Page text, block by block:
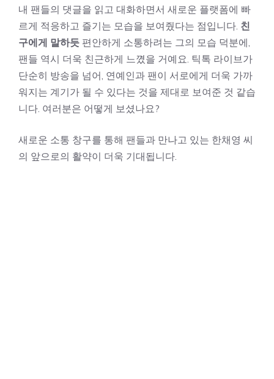
내 팬들의 댓글을 읽고 대화하면서 새로운 플랫폼에 빠
르게 적응하고 즐기는 모습을 보여줬다는 점입니다. 친
구에게 말하듯 편안하게 소통하려는 그의 모습 덕분에,
팬들 역시 더욱 친근하게 느꼈을 거예요. 틱톡 라이브가
단순히 방송을 넘어, 연예인과 팬이 서로에게 더욱 가까
워지는 계기가 될 수 있다는 것을 제대로 보여준 것 같습
니다. 여러분은 어떻게 보셨나요?
새로운 소통 창구를 통해 팬들과 만나고 있는 한채영 씨
의 앞으로의 활약이 더욱 기대됩니다.